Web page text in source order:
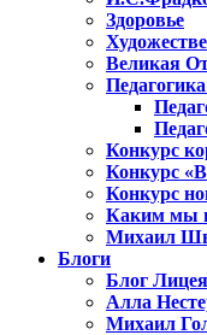
Здоровье
Великая
Конкурс
Конкурс
Конкурс
Каким мы
Михаил
Блоги
Блог Лицея
Алла
Михаил